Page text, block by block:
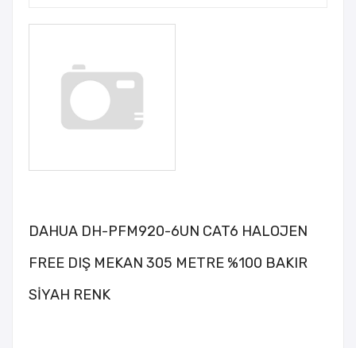
DAHUA DH-PFM920-6UN CAT6 HALOJEN
FREE DIŞ MEKAN 305 METRE %100 BAKIR
SİYAH RENK